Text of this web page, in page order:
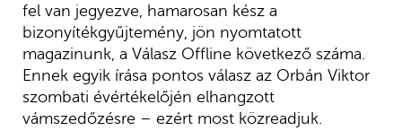
fel van jegyezve, hamarosan kész a
bizonyítékgyűjtemény, jön nyomtatott
magazinunk, a Válasz Offline következő száma.
Ennek egyik írása pontos válasz az Orbán Viktor
szombati évértékelőjén elhangzott
vámszedőzésre – ezért most közreadjuk.